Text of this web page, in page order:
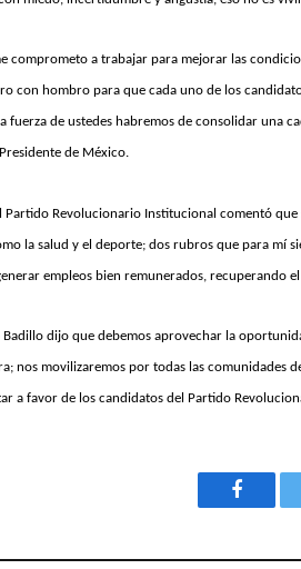
comprometo a trabajar para mejorar las
con hombro para que cada uno de los
fuerza de ustedes habremos de consolidar una
de México.
Partido Revolucionario Institucional comentó
la salud y el deporte; dos rubros que para mí
empleos bien remunerados, recuperando
Badillo dijo que debemos aprovechar la
nos movilizaremos por todas las comunidades
a favor de los candidatos del Partido